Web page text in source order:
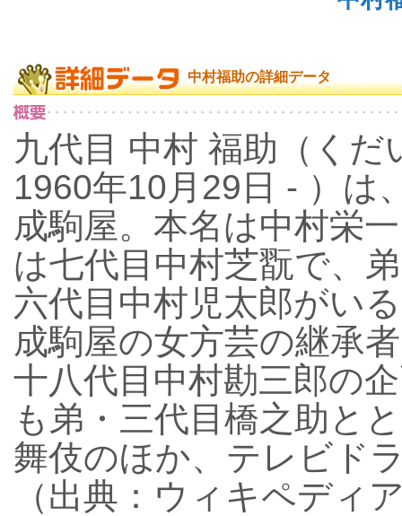
中村福助の詳細データ
九代目 中村 福助（く
1960年10月29日 - ）は
成駒屋。本名は中村栄
は七代目中村芝翫で、
六代目中村児太郎がい
成駒屋の女方芸の継承
十八代目中村勘三郎の
も弟・三代目橋之助と
舞伎のほか、テレビド
（出典：ウィキペディ